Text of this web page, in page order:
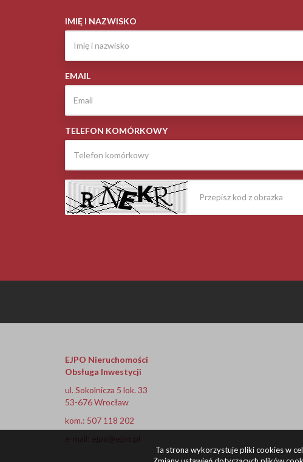
IMIĘ I NAZWISKO
EMAIL
TELEFON KOMÓRKOWY
EJPO Nieruchomości
Obsługa Inwestycji
ul. Sokolnicza 5 lok. 33
53-676 Wrocław
kom.: 507 118 202
Ta strona wykorzystuje pliki cookies w